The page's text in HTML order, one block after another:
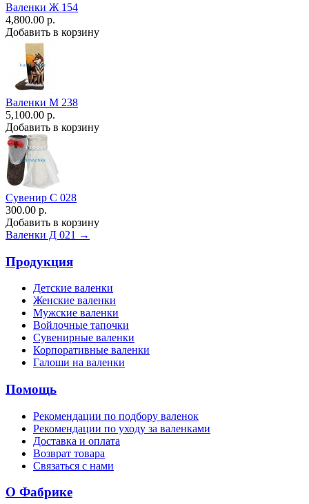
Валенки Ж 154
4,800.00 р.
Добавить в корзину
Валенки М 238
5,100.00 р.
Добавить в корзину
Сувенир С 028
300.00 р.
Добавить в корзину
Валенки Д 021 →
Продукция
Детские валенки
Женские валенки
Мужские валенки
Войлочные тапочки
Сувенирные валенки
Корпоративные валенки
Галоши на валенки
Помощь
Рекомендации по подбору валенок
Рекомендации по уходу за валенками
Доставка и оплата
Возврат товара
Связаться с нами
О Фабрике